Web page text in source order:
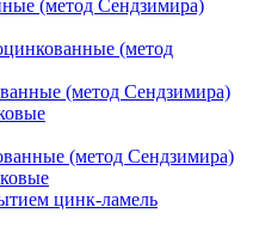
(метод Сендзимира)
(метод
(метод Сендзимира)
(метод Сендзимира)
цинк-ламель